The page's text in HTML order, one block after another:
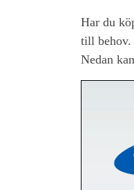
Har du
till behov.
Nedan